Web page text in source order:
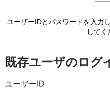
ユーザーIDとパスワードを入力
してく
既存ユーザのログ
ユーザーID